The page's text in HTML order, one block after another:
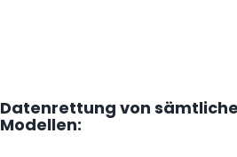
Datenrettung von
Modellen: